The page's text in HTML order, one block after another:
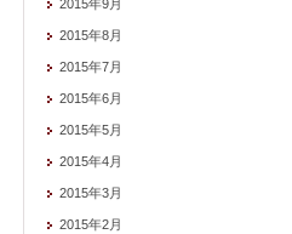
2015年9月
2015年8月
2015年7月
2015年6月
2015年5月
2015年4月
2015年3月
2015年2月